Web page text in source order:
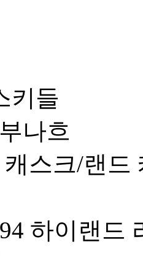
키들
나흐
스크/랜드
하이랜드